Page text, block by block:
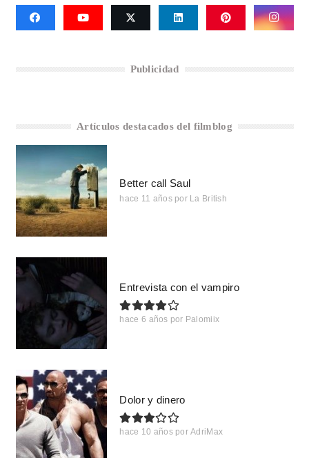
Publicidad
Artículos destacados del filmblog
Better call Saul
hace 11 años por La British
Entrevista con el vampiro
hace 6 años por Palomiix
Dolor y dinero
hace 10 años por AdriMax